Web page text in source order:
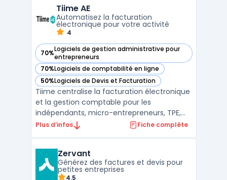
gestion des équipes et des plannings,
facturation, etc. Tol ...
Tiime AE
Automatisez la facturation
électronique pour votre activité
4
70%Logiciels de gestion administrative pour
entrepreneurs
— voir Tiime AE dans cette catégorie
70%Logiciels de comptabilité en ligne
— voir Tiime AE dans cette catégorie
50%Logiciels de Devis et Facturation
— voir Tiime AE dans cette catégorie
Tiime centralise la facturation électronique
et la gestion comptable pour les
indépendants, micro-entrepreneurs, TPE,
professions libérales et experts-
entourant la facture numérique modifie
l'organisation des cabinets ...
Plus d’infos Fiche complète
Zervant
Générez des factures et devis pour
petites entreprises
4.5